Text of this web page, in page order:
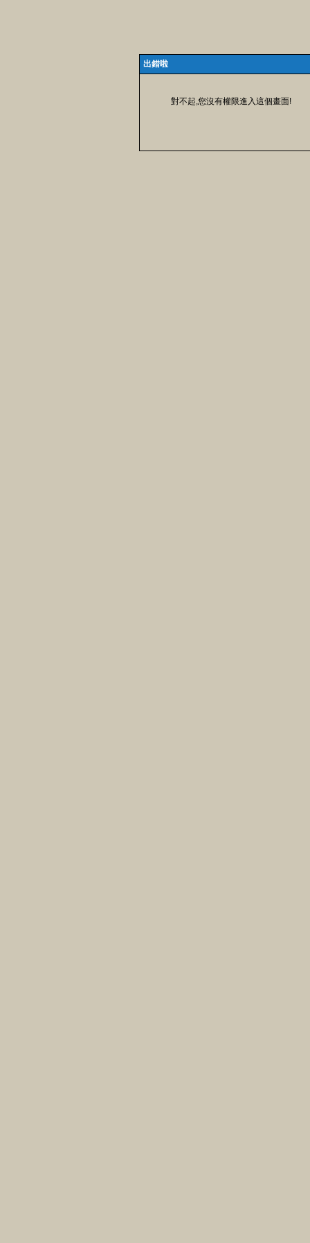
出錯啦
對不起,您沒有權限進入這個畫面!